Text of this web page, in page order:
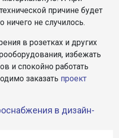
причине будет
ничего не случилось.
в розетках и других
избежать
и спокойно работать
заказать проект
в дизайн-